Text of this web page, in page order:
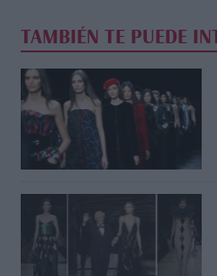
TAMBIÉN TE PUEDE